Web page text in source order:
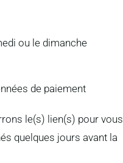
ou le dimanche
de paiement
le(s) lien(s) pour vous
quelques jours avant la